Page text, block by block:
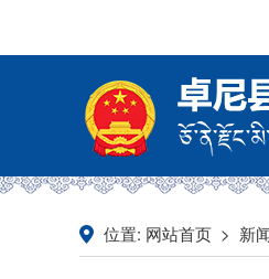
位置: 网站首页 > 新